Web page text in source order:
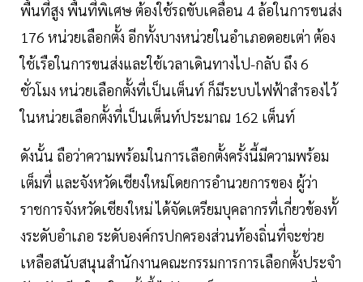
พื้นที่สูง พื้นที่พิเศษ ต้องใช้รถขับเคลื่อน 4 ล้อในการขนส่ง
176 หน่วยเลือกตั้ง อีกทั้งบางหน่วยในอำเภอดอยเต่า ต้อง
ใช้เรือในการขนส่งและใช้เวลาเดินทางไป-กลับ ถึง 6
ชั่วโมง หน่วยเลือกตั้งที่เป็นเต็นท์ ก็มีระบบไฟฟ้าสำรองไว้
ในหน่วยเลือกตั้งที่เป็นเต็นท์ประมาณ 162 เต็นท์
ดังนั้น ถือว่าความพร้อมในการเลือกตั้งครั้งนี้มีความพร้อม
เต็มที่ และจังหวัดเชียงใหม่โดยการอำนวยการของ ผู้ว่า
ราชการจังหวัดเชียงใหม่ ได้จัดเตรียมบุคลากรที่เกี่ยวข้องทั้
งระดับอำเภอ ระดับองค์กรปกครองส่วนท้องถิ่นที่จะช่วย
เหลือสนับสนุนสำนักงานคณะกรรมการการเลือกตั้งประจำ